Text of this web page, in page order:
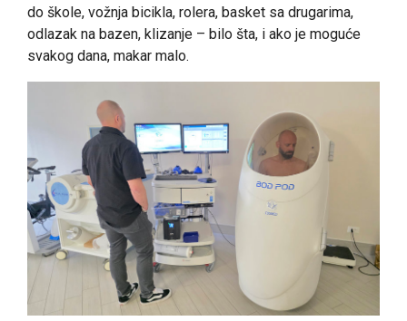
do škole, vožnja bicikla, rolera, basket sa drugarima,
odlazak na bazen, klizanje – bilo šta, i ako je moguće
svakog dana, makar malo.